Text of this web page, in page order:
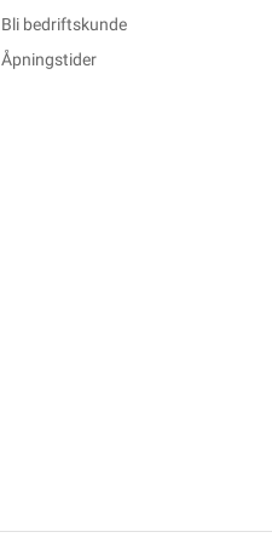
Bli bedriftskunde
Åpningstider